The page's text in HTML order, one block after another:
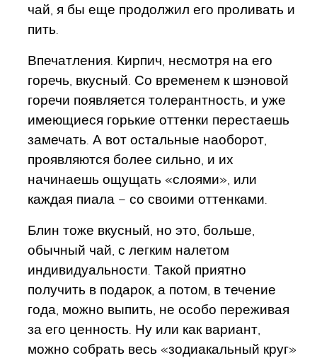
чай, я бы еще продолжил его проливать и
пить.
Впечатления. Кирпич, несмотря на его
горечь, вкусный. Со временем к шэновой
горечи появляется толерантность, и уже
имеющиеся горькие оттенки перестаешь
замечать. А вот остальные наоборот,
проявляются более сильно, и их
начинаешь ощущать «слоями», или
каждая пиала – со своими оттенками.
Блин тоже вкусный, но это, больше,
обычный чай, с легким налетом
индивидуальности. Такой приятно
получить в подарок, а потом, в течение
года, можно выпить, не особо переживая
за его ценность. Ну или как вариант,
можно собрать весь «зодиакальный круг»